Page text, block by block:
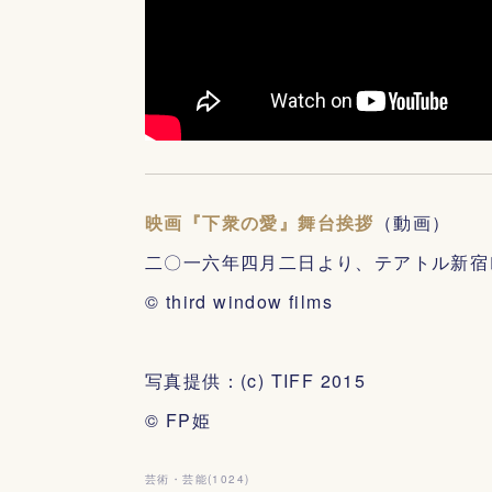
映画『下衆の愛』舞台挨拶 （動画）
二〇一六年四月二日より、テアトル新
© third window films
写真提供：(c) TIFF 2015
© FP姫
芸術・芸能(1024)